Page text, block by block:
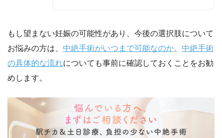
もし望まない妊娠の可能性があり、今後の選択肢について
お悩みの方は、 中絶手術がいつまで可能なのか
中絶手術
の具体的な流れについても事前に確認しておくことをお勧
めします。